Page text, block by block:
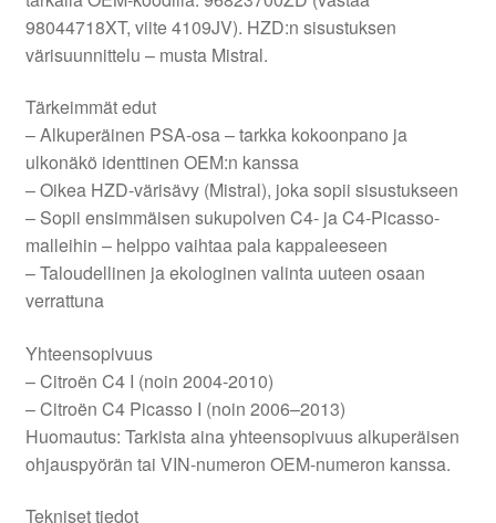
98044718XT, viite 4109JV). HZD:n sisustuksen
värisuunnittelu – musta Mistral.
Tärkeimmät edut
– Alkuperäinen PSA-osa – tarkka kokoonpano ja
ulkonäkö identtinen OEM:n kanssa
– Oikea HZD-värisävy (Mistral), joka sopii sisustukseen
– Sopii ensimmäisen sukupolven C4- ja C4-Picasso-
malleihin – helppo vaihtaa pala kappaleeseen
– Taloudellinen ja ekologinen valinta uuteen osaan
verrattuna
Yhteensopivuus
– Citroën C4 I (noin 2004-2010)
– Citroën C4 Picasso I (noin 2006–2013)
Huomautus: Tarkista aina yhteensopivuus alkuperäisen
ohjauspyörän tai VIN-numeron OEM-numeron kanssa.
Tekniset tiedot